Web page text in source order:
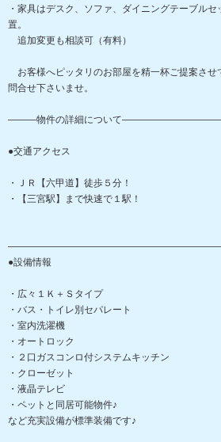
・家具はデスク、ソファ、ダイニングテーブル
置。
追加変更も相談可（有料）
お客様へピッタリのお部屋を精一杯ご提案させ
問合せ下さいませ。
―――物件の詳細について
●交通アクセス
・ＪＲ【六甲道】徒歩５分！
・【三宮駅】まで快速で１駅！
●設備情報
・広々１Ｋ＋Ｓタイプ
・バス・トイレ別セパレート
・室内洗濯機
・オートロック
・２口ガスコンロ付システムキッチン
・クローゼット
・液晶テレビ
・ペットと同居可能物件♪
など充実設備が標準装備です♪